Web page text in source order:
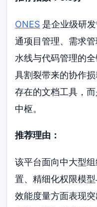
ONES 是企业级研
通项目管理、需求
水线与代码管理的
具割裂带来的协作
存在的文档工具，
中枢。
推荐理由：
该平台面向中大型
置、精细化权限模
效能度量方面表现